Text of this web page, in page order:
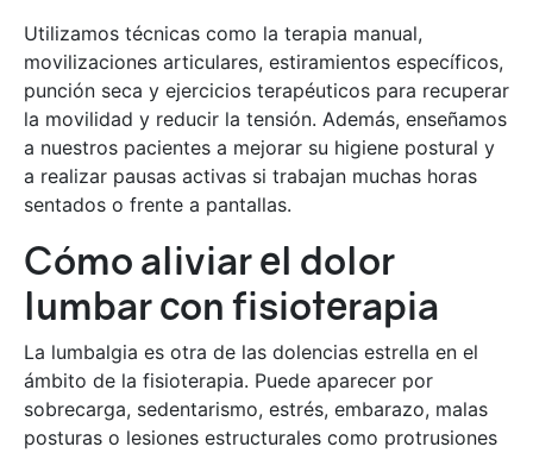
Utilizamos técnicas como la terapia manual,
movilizaciones articulares, estiramientos específicos,
punción seca y ejercicios terapéuticos para recuperar
la movilidad y reducir la tensión. Además, enseñamos
a nuestros pacientes a mejorar su higiene postural y
a realizar pausas activas si trabajan muchas horas
sentados o frente a pantallas.
Cómo aliviar el dolor
lumbar con fisioterapia
La lumbalgia es otra de las dolencias estrella en el
ámbito de la fisioterapia. Puede aparecer por
sobrecarga, sedentarismo, estrés, embarazo, malas
posturas o lesiones estructurales como protrusiones